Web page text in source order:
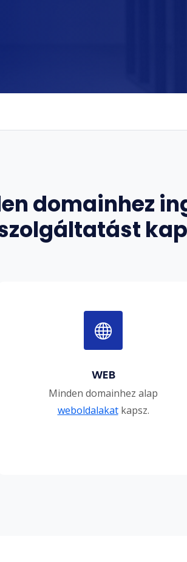
domainhez
WEB
Minden domainhez alap
weboldalakatkapsz.